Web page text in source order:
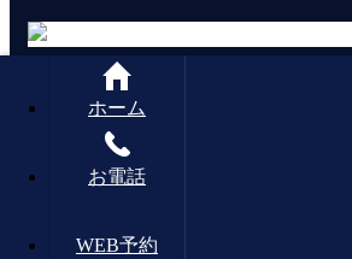
© 2017 T.O.P トップ商事
ホーム
お電話
WEB予約